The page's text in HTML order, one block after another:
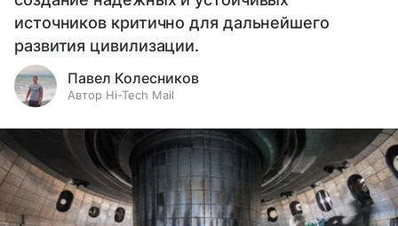
источников критично для дальнейшего
развития цивилизации.
Павел Колесников
Автор Hi-Tech Mail